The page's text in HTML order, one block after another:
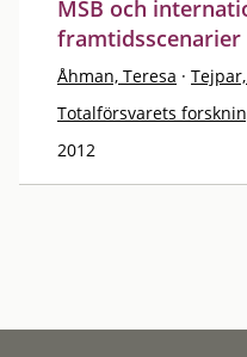
MSB och
framtidsscenarier
Åhman, Teresa ·
Totalförsvarets
2012